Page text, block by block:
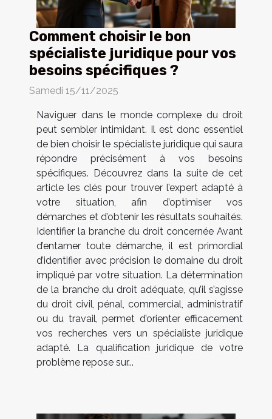
Comment choisir le bon
spécialiste juridique pour vos
besoins spécifiques ?
Samedi 15/11/2025
Naviguer dans le monde complexe du droit
peut sembler intimidant. Il est donc essentiel
de bien choisir le spécialiste juridique qui saura
répondre précisément à vos besoins
spécifiques. Découvrez dans la suite de cet
article les clés pour trouver l’expert adapté à
votre situation, afin d’optimiser vos
démarches et d’obtenir les résultats souhaités.
Identifier la branche du droit concernée Avant
d’entamer toute démarche, il est primordial
d’identifier avec précision le domaine du droit
impliqué par votre situation. La détermination
de la branche du droit adéquate, qu’il s’agisse
du droit civil, pénal, commercial, administratif
ou du travail, permet d’orienter efficacement
vos recherches vers un spécialiste juridique
adapté. La qualification juridique de votre
problème repose sur...